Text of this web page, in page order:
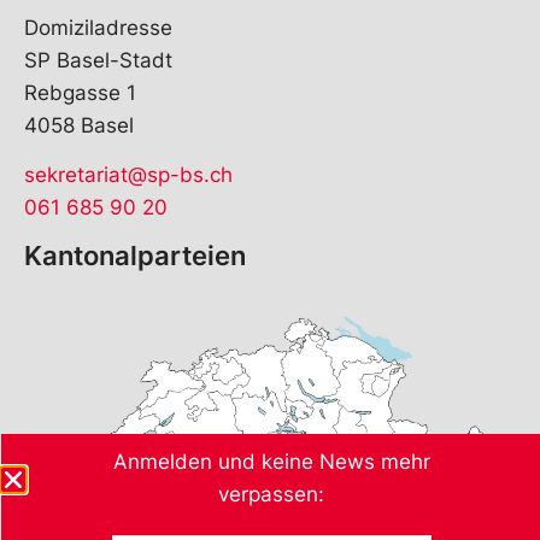
Domiziladresse
SP Basel-Stadt
Rebgasse 1
4058 Basel
sekretariat@sp-bs.ch
061 685 90 20
Kantonalparteien
Anmelden und keine News mehr
verpassen: